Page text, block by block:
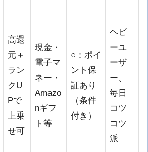
高還
元＋
ラン
クU
Pで
上乗
せ可
現金・
電子マ
ネー・
Amazo
nギフ
ト等
○：ポイ
ント保
証あり
（条件
付き）
ヘビ
ーユ
ーザ
ー、
毎日
コツ
コツ
派